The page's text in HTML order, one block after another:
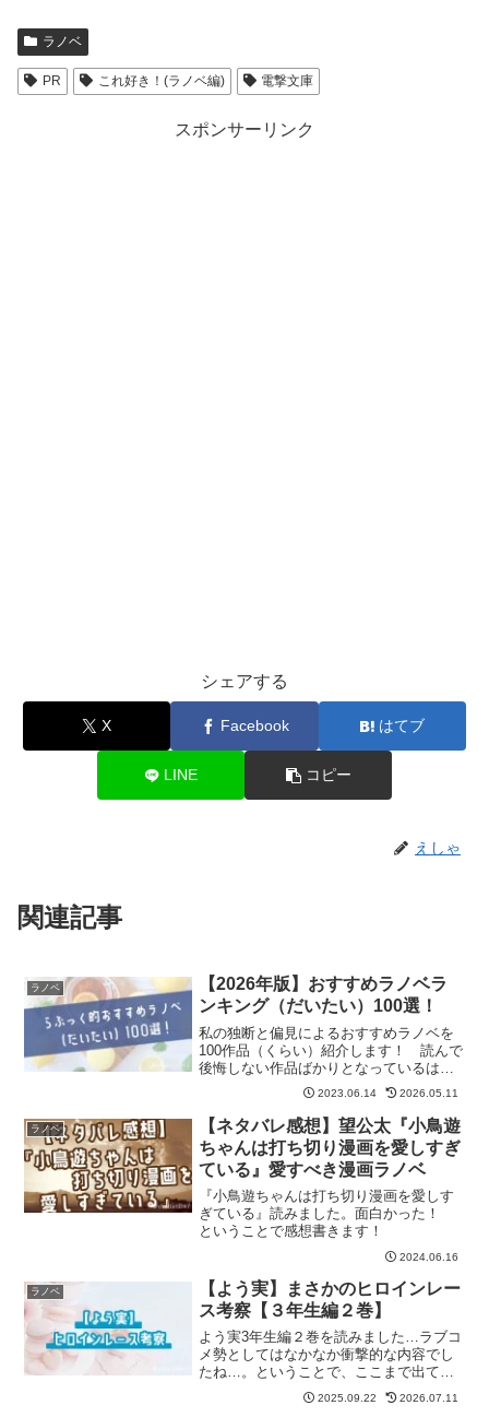
ラノベ
PR これ好き！(ラノベ編) 電撃文庫
スポンサーリンク
シェアする
X Facebook はてブ
LINE コピー
えしゃ
関連記事
ラノベ
【2026年版】おすすめラノベラ
ンキング（だいたい）100選！
私の独断と偏見によるおすすめラノベを
100作品（くらい）紹介します！ 読んで
後悔しない作品ばかりとなっているはず
2023.06.14 2026.05.11
ラノベ
【ネタバレ感想】望公太『小鳥遊
ちゃんは打ち切り漫画を愛しすぎ
ている』愛すべき漫画ラノベ
『小鳥遊ちゃんは打ち切り漫画を愛しす
ぎている』読みました。面白かった！
ということで感想書きます！
2024.06.16
ラノベ
【よう実】まさかのヒロインレー
ス考察【３年生編２巻】
よう実3年生編２巻を読みました…ラブコ
メ勢としてはなかなか衝撃的な内容でし
たね…。ということで、ここまで出てき
たヒロインたちをおさらいしつつ、本命
２人について考えるなど。
2025.09.22 2026.07.11